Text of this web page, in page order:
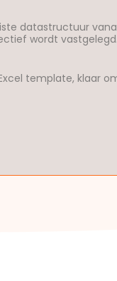
datastructuur
wordt vastgelegd.
template, klaar